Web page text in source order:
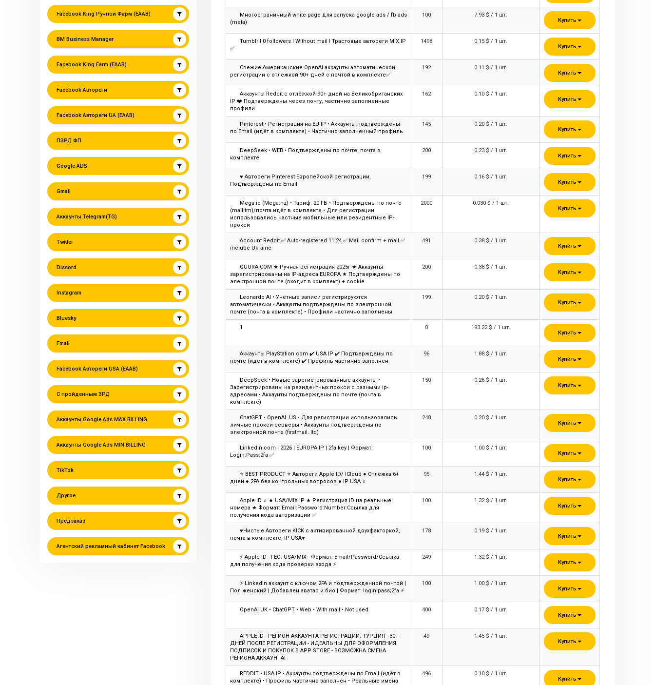
Facebook King Ручной Фарм (EAAB)
BM Business Manager
Facebook King Farm (EAAB)
Facebook Автореги
Facebook Автореги UA (EAAB)
ПЗРД ФП
Google ADS
Gmail
Аккаунты Telegram(TG)
Twitter
Discord
Instagram
Bluesky
Email
Facebook Автореги USA (EAAB)
С пройденным ЗРД
Аккаунты Google Ads MAX BILLING
Аккаунты Google Ads MIN BILLING
TikTok
Другое
Предзаказ
Агентский рекламный кабинет Facebook
Многостраничный white page для запуска google ads / fb ads
(meta)
100
7.93 $ / 1 шт.
Купить
Tumblr I 0 followers I Without mail I Трастовые автореги MIX IP
✅
1498
0.15 $ / 1 шт.
Купить
Свежие Американские OpenAI аккаунты автоматической
регистрации с отлежкой 90+ дней с почтой в комплекте✅
192
0.11 $ / 1 шт.
Купить
Аккаунты Reddit с отлёжкой 90+ дней на Великобританских
IP ❤️ Подтверждены через почту, частично заполненные
профили
162
0.10 $ / 1 шт.
Купить
Pinterest • Регистрация на EU IP • Аккаунты подтверждены
по Email (идёт в комплекте) • Частично заполненный профиль
145
0.20 $ / 1 шт.
Купить
DeepSeek • WEB • Подтверждены по почте, почта в
комплекте
200
0.23 $ / 1 шт.
Купить
♥ Автореги Pinterest Европейской регистрации,
Подтверждены по Email
199
0.16 $ / 1 шт.
Купить
Mega.io (Mega.nz) • Тариф: 20 ГБ • Подтверждены по почте
(mail.tm)/почта идёт в комплекте • Для регистрации
использовались частные мобильные или резидентные IP-
прокси
2000
0.030 $ / 1 шт.
Купить
Account Reddit ✅ Auto-registered 11.24 ✅ Mail confirm + mail ✅
include Ukraine
491
0.38 $ / 1 шт.
Купить
QUORA.COM ★ Ручная регистрация 2025г ★ Аккаунты
зарегистрированы на IP-адреса EUROPA ★ Подтверждены по
электронной почте (входит в комплект) + cookie
200
0.38 $ / 1 шт.
Купить
Leonardo Al • Учетные записи регистрируются
автоматически • Аккаунты подтверждены по электронной
почте (почта в комплекте) • Профили частично заполнены
199
0.20 $ / 1 шт.
Купить
1 0
193.22 $ / 1 шт.
Купить
Аккаунты PlayStation.com ✔️ USA IP ✔️ Подтверждены по
почте (идёт в комплекте) ✔️ Профиль частично заполнен
96
1.88 $ / 1 шт.
Купить
DeepSeek • Новые зарегистрированные аккаунты •
Зарегистрированы на резидентных прокси с разными ip-
адресами • Аккаунты подтверждены по почте (почта в
комплекте)
150
0.26 $ / 1 шт.
Купить
ChatGPT • OpenAL US • Для регистрации использовались
личные прокси-серверы • Аккаунты подтверждены по
электронной почте (firstmail. ltd)
248
0.20 $ / 1 шт.
Купить
Linkedin.com | 2026 | EUROPA IP | 2fa key | Формат:
Login:Pass:2fa ✅
100
1.00 $ / 1 шт.
Купить
⭐ BEST PRODUCT ⭐ Автореги Apple ID/ ICloud ● Отлёжка 6+
дней ● 2FA без контрольных вопросов ● IP USA ⭐
95
1.44 $ / 1 шт.
Купить
Apple ID ⭐ ★ USA/MIX IP ★ Регистрация ID на реальные
номера ★ Формат: Email:Password:Number:Ссылка для
получения кода авторизации ✅
100
1.32 $ / 1 шт.
Купить
♥Чистые Автореги KICK с активированной двухфакторкой,
почта в комплекте, IP-USA♥
178
0.19 $ / 1 шт.
Купить
⚡ Apple ID - ГЕО: USA/MIX - Формат: Email/Password/Ссылка
для получения кода проверки входа ⚡
249
1.32 $ / 1 шт.
Купить
⚡ LinkedIn аккаунт с ключом 2FA и подтвержденной почтой |
Пол женский | Добавлен аватар и био | Формат: login:pass;2fa ⚡
100
1.00 $ / 1 шт.
Купить
OpenAl UK • ChatGPT • Web • With mail • Not used 400
0.17 $ / 1 шт.
Купить
APPLE ID - РЕГИОН АККАУНТА РЕГИСТРАЦИИ: ТУРЦИЯ - 30+
ДНЕЙ ПОСЛЕ РЕГИСТРАЦИИ - ИДЕАЛЬНЫ ДЛЯ ОФОРМЛЕНИЯ
ПОДПИСОК И ПОКУПОК В APP STORE - ВОЗМОЖНА СМЕНА
РЕГИОНА АККАУНТА!
49
1.45 $ / 1 шт.
Купить
REDDIT • USA IP • Аккаунты подтверждены по Email (идёт в
комплекте) • Профиль частично заполнен • Реальные имена
496
0.10 $ / 1 шт.
Купить
Всего позиций в корзине
Сумма к оплате (без скидок)
$